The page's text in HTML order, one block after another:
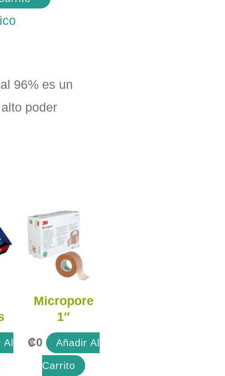
96% es un
poder
Micropore
1″
₡0 Añadir Al
Carrito